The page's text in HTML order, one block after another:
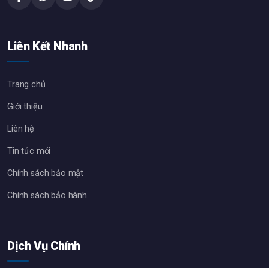
Liên Kết Nhanh
Trang chủ
Giới thiệu
Liên hệ
Tin tức mới
Chính sách bảo mật
Chính sách bảo hành
Dịch Vụ Chính